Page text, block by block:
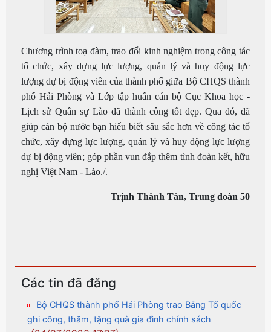
Chương trình toạ đàm, trao đổi kinh nghiệm trong công tác
tổ chức, xây dựng lực lượng, quản lý và huy động lực
lượng dự bị động viên của thành phố giữa Bộ CHQS thành
phố Hải Phòng và Lớp tập huấn cán bộ Cục Khoa học -
Lịch sử Quân sự Lào đã thành công tốt đẹp. Qua đó, đã
giúp cán bộ nước bạn hiểu biết sâu sắc hơn về công tác tổ
chức, xây dựng lực lượng, quản lý và huy động lực lượng
dự bị động viên; góp phần vun đắp thêm tình đoàn kết, hữu
nghị Việt Nam - Lào./.
Trịnh Thành Tân, Trung đoàn 50
Các tin đã đăng
Bộ CHQS thành phố Hải Phòng trao Bằng Tổ quốc
ghi công, thăm, tặng quà gia đình chính sách